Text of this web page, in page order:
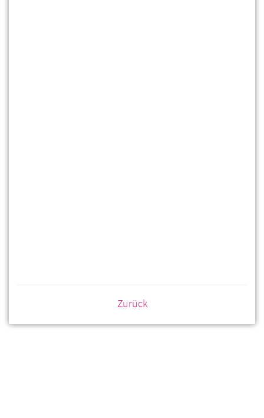
Zurück